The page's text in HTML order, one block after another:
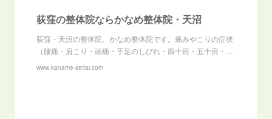
荻窪の整体院ならかなめ整体院・天沼
荻窪・天沼の整体院、かなめ整体院です。痛みやこりの症状
（腰痛・肩こり・頭痛・手足のしびれ・四十肩・五十肩・…
www.kaname-seitai.com